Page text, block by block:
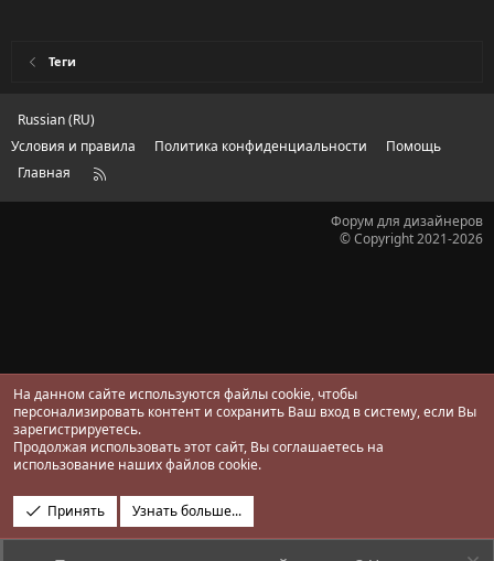
Теги
Russian (RU)
Условия и правила
Политика конфиденциальности
Помощь
Главная
R
Форум для дизайнеров
© Copyright 2021-2026
На данном сайте используются файлы cookie, чтобы
персонализировать контент и сохранить Ваш вход в систему, если Вы
зарегистрируетесь.
Продолжая использовать этот сайт, Вы соглашаетесь на
использование наших файлов cookie.
Принять Узнать больше...